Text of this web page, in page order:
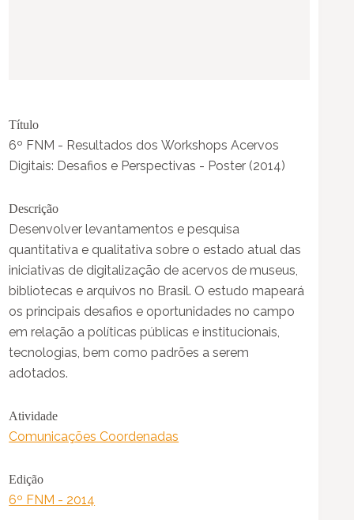
Título
6º FNM - Resultados dos Workshops Acervos
Digitais: Desafios e Perspectivas - Poster (2014)
Descrição
Desenvolver levantamentos e pesquisa
quantitativa e qualitativa sobre o estado atual das
iniciativas de digitalização de acervos de museus,
bibliotecas e arquivos no Brasil. O estudo mapeará
os principais desafios e oportunidades no campo
em relação a políticas públicas e institucionais,
tecnologias, bem como padrões a serem
adotados.
Atividade
Comunicações Coordenadas
Edição
6º FNM - 2014